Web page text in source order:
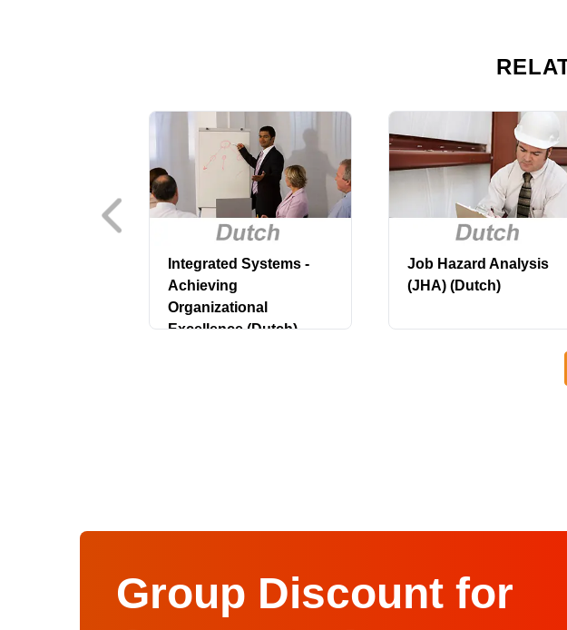
Integrated Systems -
Achieving
Organizational
Excellence (Dutch)
Job Hazard Analysis
(JHA) (Dutch)
Group Discount for